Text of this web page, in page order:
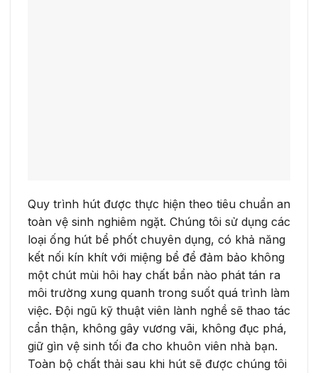
Quy trình hút được thực hiện theo tiêu chuẩn an
toàn vệ sinh nghiêm ngặt. Chúng tôi sử dụng các
loại ống hút bể phốt chuyên dụng, có khả năng
kết nối kín khít với miệng bể để đảm bảo không
một chút mùi hôi hay chất bẩn nào phát tán ra
môi trường xung quanh trong suốt quá trình làm
việc. Đội ngũ kỹ thuật viên lành nghề sẽ thao tác
cẩn thận, không gây vương vãi, không đục phá,
giữ gìn vệ sinh tối đa cho khuôn viên nhà bạn.
Toàn bộ chất thải sau khi hút sẽ được chúng tôi